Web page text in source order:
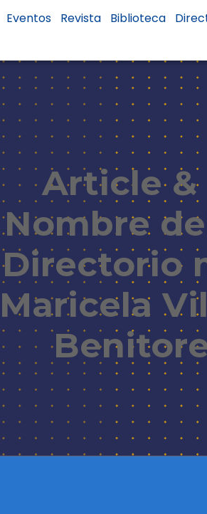
Eventos Revista Biblioteca
Article &
Nombre
Directorio
Maricela